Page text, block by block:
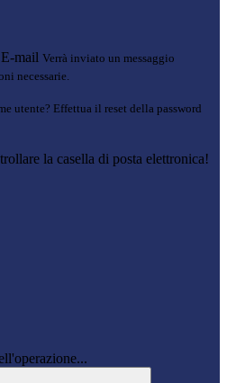
E-mail Verrà inviato un messaggio
necessarie.
utente? Effettua il reset della password
la casella di posta elettronica!